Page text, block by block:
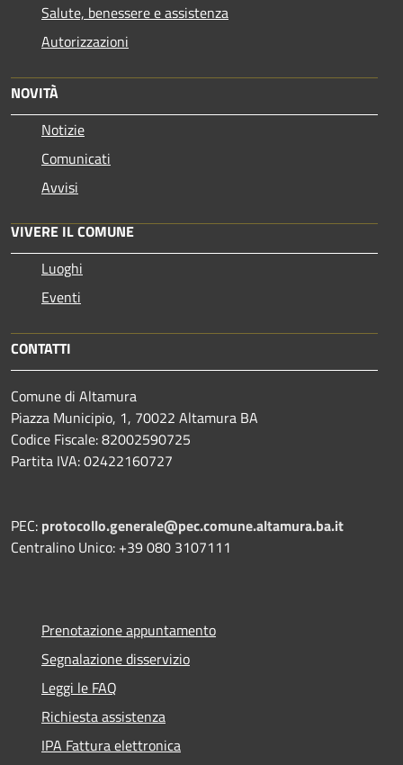
Salute, benessere e assistenza
Autorizzazioni
NOVITÀ
Notizie
Comunicati
Avvisi
VIVERE IL COMUNE
Luoghi
Eventi
CONTATTI
Comune di Altamura
Piazza Municipio, 1, 70022 Altamura BA
Codice Fiscale: 82002590725
Partita IVA: 02422160727
PEC: protocollo.generale@pec.comune.altamura.ba.it
Centralino Unico: +39 080 3107111
Prenotazione appuntamento
Segnalazione disservizio
Leggi le FAQ
Richiesta assistenza
IPA Fattura elettronica